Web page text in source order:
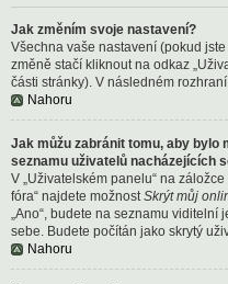
Jak změním svoje nastavení?
Všechna vaše nastavení (pokud
změně stačí kliknout na odkaz
části stránky). V následném
Nahoru
Jak můžu zabránit tomu, aby bylo
seznamu uživatelů nacházejících
V „Uživatelském panelu“ na
fóra“ najdete možnostSkrýt můj
„Ano“, budete na seznamu viditelní
sebe. Budete počítán jako skrytý
Nahoru